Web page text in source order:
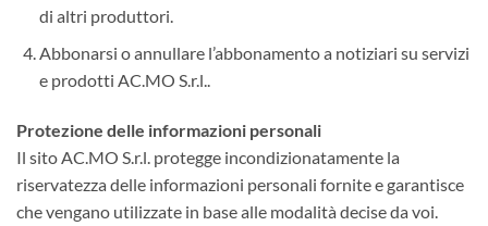
di altri produttori.
Abbonarsi o annullare l’abbonamento a notiziari su servizi
e prodotti AC.MO S.r.l..
Protezione delle informazioni personali
Il sito AC.MO S.r.l. protegge incondizionatamente la
riservatezza delle informazioni personali fornite e garantisce
che vengano utilizzate in base alle modalità decise da voi.